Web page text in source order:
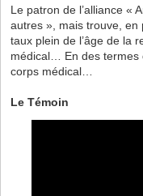
Le patron de l’alliance «
autres », mais trouve,
taux plein de l’âge de la
médical… En des termes
corps médical…
Le Témoin